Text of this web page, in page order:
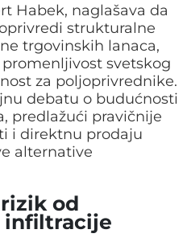
Habek, naglašava da
strukturalne
trgovinskih lanaca,
svetskog
za poljoprivrednike.
debatu o budućnosti
predlažući pravičnije
i direktnu prodaju
alternative
od
infiltracije